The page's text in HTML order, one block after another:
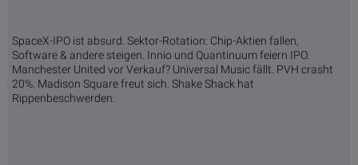
SpaceX-IPO ist absurd. Sektor-Rotation: Chip-Aktien fallen,
Software & andere steigen. Innio und Quantinuum feiern IPO.
Manchester United vor Verkauf? Universal Music fällt. PVH crasht
20%. Madison Square freut sich. Shake Shack hat
Rippenbeschwerden.